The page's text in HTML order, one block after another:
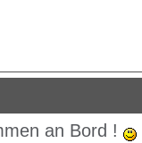
an Bord !